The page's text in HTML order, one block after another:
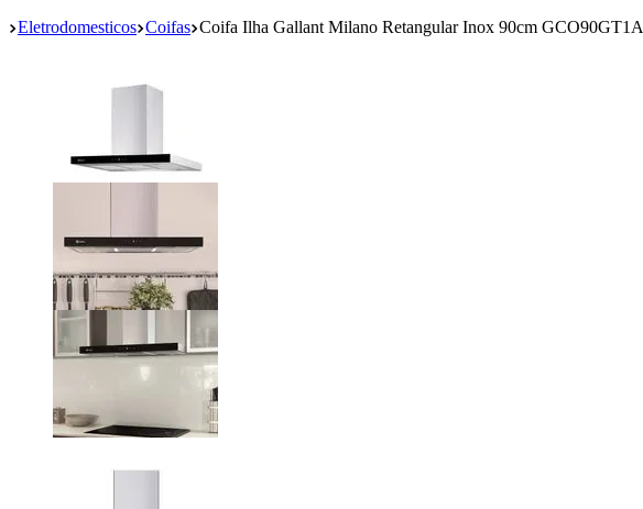
Eletrodomesticos Coifas Coifa Ilha Gallant Milano Retangular Inox 90cm GCO90GT1A